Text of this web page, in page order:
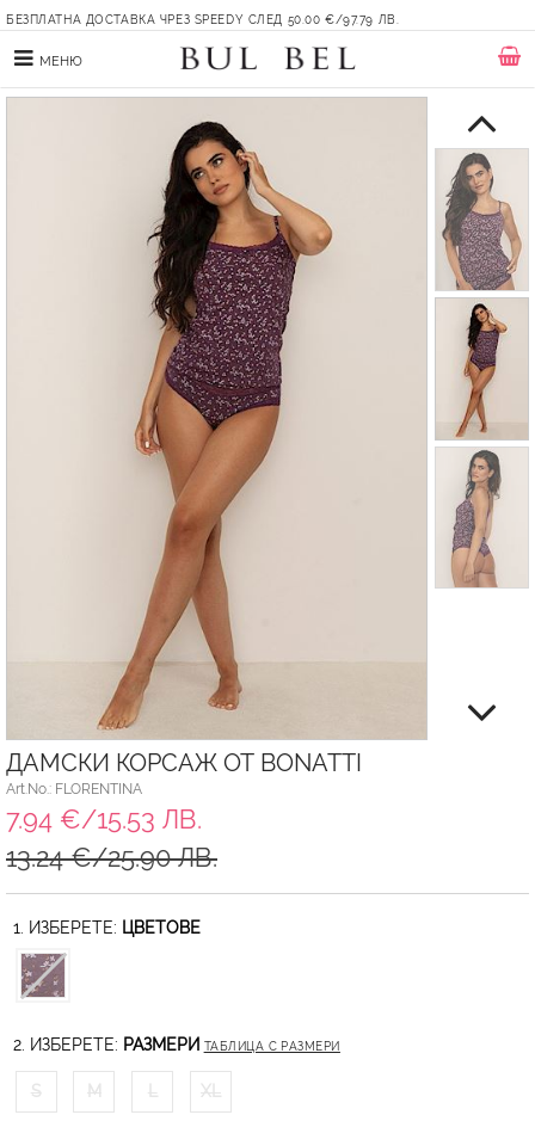
БЕЗПЛАТНА ДОСТАВКА ЧРЕЗ SPEEDY СЛЕД 50.00 €/97.79 ЛВ.
МЕНЮ
ДАМСКИ КОРСАЖ ОТ BONATTI
Art.No.: FLORENTINA
7.94 €/15.53 ЛВ.
13.24 €/25.90 ЛВ.
1. ИЗБЕРЕТЕ: ЦВЕТОВЕ
2. ИЗБЕРЕТЕ: РАЗМЕРИ ТАБЛИЦА С РАЗМЕРИ
S M L XL